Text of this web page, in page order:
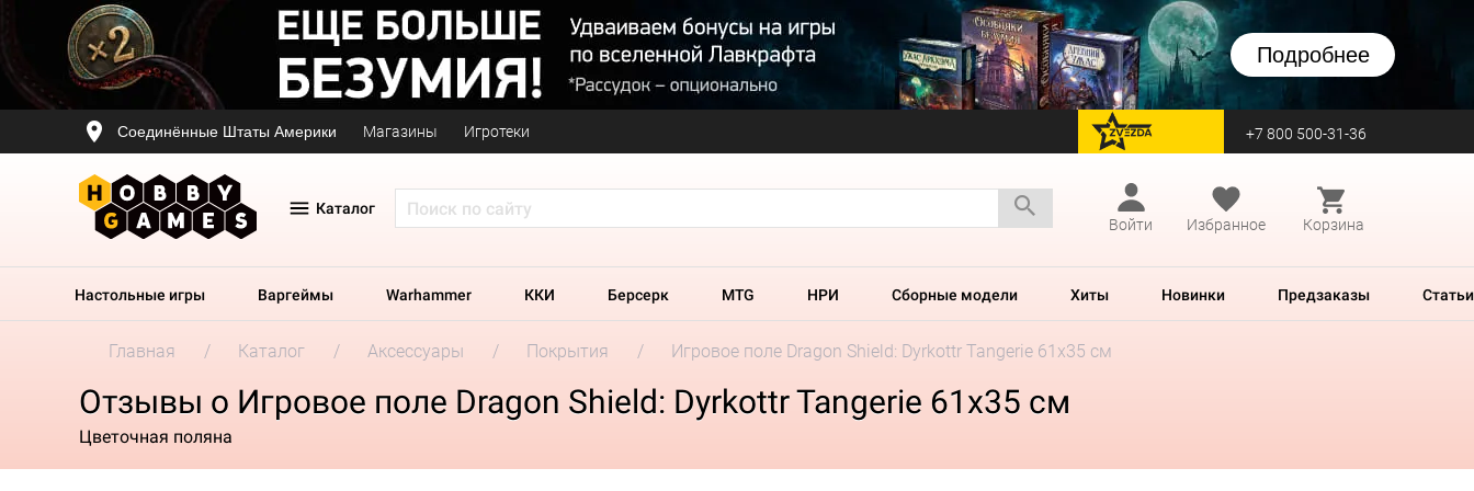
Подробнее
Соединённые Штаты Америки Магазины Игротеки перейти на Zvezda +7 800 500-31-36
Каталог
Войти
Избранное Корзина
Настольные игры Варгеймы Warhammer ККИ Берсерк MTG НРИ Сборные модели Хиты Новинки Предзаказы Статьи
Главная Каталог Аксессуары Покрытия Игровое поле Dragon Shield: Dyrkottr Tangerie 61x35 см
Отзывы о Игровое поле Dragon Shield: Dyrkottr Tangerie 61x35 см
Цветочная поляна